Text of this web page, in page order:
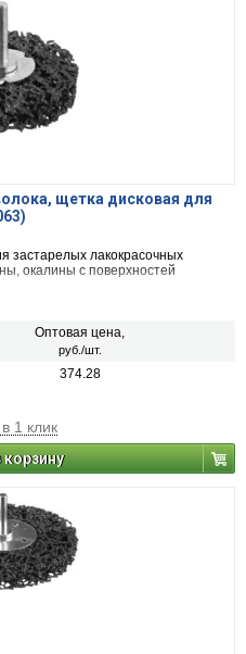
щетка дисковая для
застарелых лакокрасочных
окалины с поверхностей
Оптовая цена,
руб./шт.
374.28
1 клик